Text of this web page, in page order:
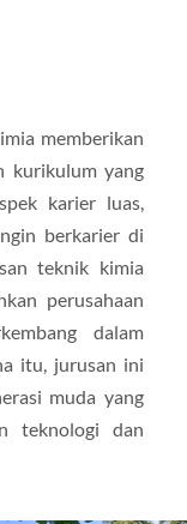
memberikan
kurikulum yang
karier luas,
berkarier di
teknik kimia
perusahaan
dalam
itu, jurusan ini
muda yang
teknologi dan